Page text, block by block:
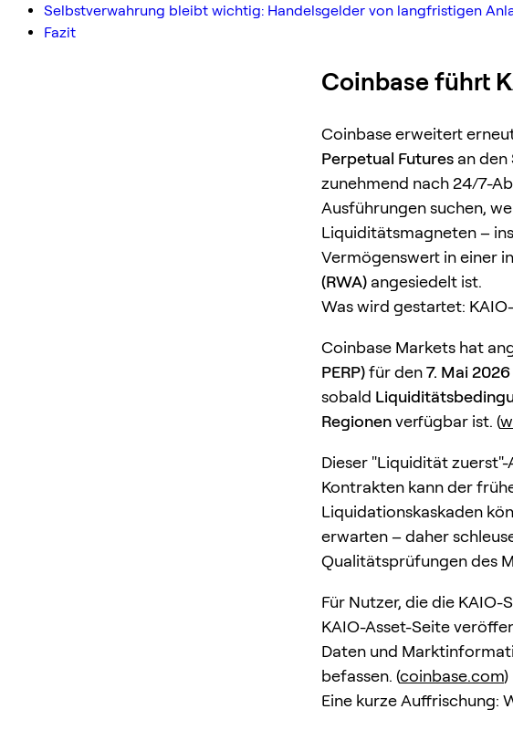
Selbstverwahrung bleibt wichtig: Handelsgelder von langfristigen
Fazit
Coinbase führt
Coinbase erweitert
Perpetual Futures an den
zunehmend nach 24/7-
Ausführungen suchen,
Liquiditätsmagneten –
Vermögenswert in einer
(RWA) angesiedelt ist.
Was wird gestartet:
Coinbase Markets hat
PERP)für den7. Mai 2026
sobald
Regionenverfügbar ist. (
Dieser "Liquidität
Kontrakten kann der
Liquidationskaskaden
erwarten – daher
Qualitätsprüfungen des
Für Nutzer, die die
KAIO-Asset-Seite
Daten und
befassen. (coinbase.com)
Eine kurze Auffrischung: